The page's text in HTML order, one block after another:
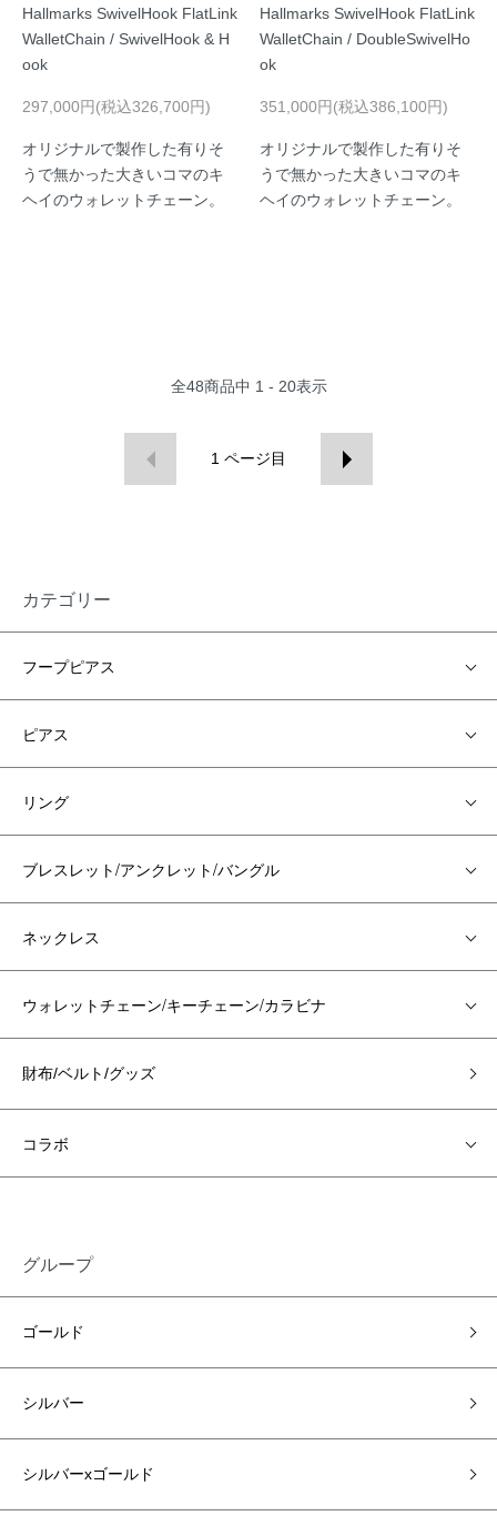
Hallmarks SwivelHook FlatLink
WalletChain / SwivelHook & H
ook
297,000円(税込326,700円)
オリジナルで製作した有りそ
うで無かった大きいコマのキ
ヘイのウォレットチェーン。
Hallmarks SwivelHook FlatLink
WalletChain / DoubleSwivelHo
ok
351,000円(税込386,100円)
オリジナルで製作した有りそ
うで無かった大きいコマのキ
ヘイのウォレットチェーン。
全48商品中 1 - 20表示
1 ページ目
カテゴリー
フープピアス
ピアス
リング
ブレスレット/アンクレット/バングル
ネックレス
ウォレットチェーン/キーチェーン/カラビナ
財布/ベルト/グッズ
コラボ
グループ
ゴールド
シルバー
シルバーxゴールド